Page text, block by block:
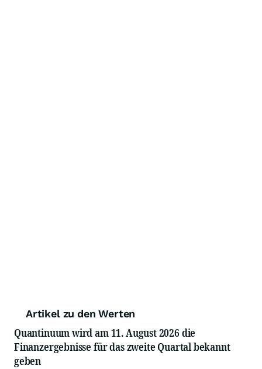
Artikel zu den Werten
Quantinuum wird am 11. August 2026 die
Finanzergebnisse für das zweite Quartal bekannt
geben